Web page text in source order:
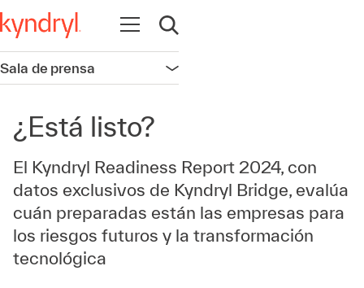
Abrir navegación
Abrir búsqueda
Sala de prensa Abrir navegación
¿Está listo?
El Kyndryl Readiness Report 2024, con
datos exclusivos de Kyndryl Bridge, evalúa
cuán preparadas están las empresas para
los riesgos futuros y la transformación
tecnológica